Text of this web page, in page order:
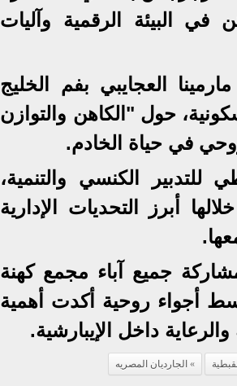
في البيئة الرقمية وآليات
العجايبي بفم الخليج
حول "الكاهن والتوازن
في حياة الخادم.
الكنسي والتنمية،
أبرز التحديات الإدارية
جميع آباء مجمع كهنة
وسط أجواء روحية أكدت أهمية
داخل الإيبارشية.
الجارديان المصريه